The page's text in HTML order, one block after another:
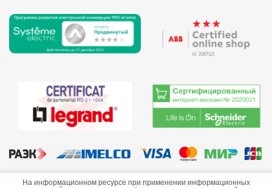
©2013-2026 ООО «Краснодарэлектро»
На информационном ресурсе при применении информационных